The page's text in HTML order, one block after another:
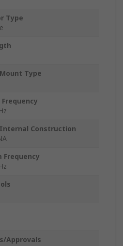
Type
Type
Construction
Frequency
Approvals